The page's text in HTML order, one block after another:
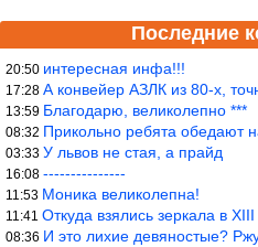
Последние
20:50 интересная инфа!!!
17:28 А конвейер АЗЛК из 80-х,
13:59 Благодарю, великолепно ***
08:32 Прикольно ребята обедают
03:33 У львов не стая, а прайд
16:08 ---------------
11:53 Моника великолепна!
11:41 Откуда взялись зеркала в XIII
08:36 И это лихие девяностые?